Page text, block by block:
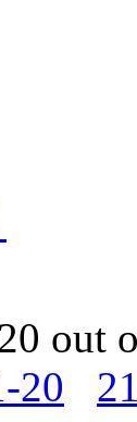
out
20